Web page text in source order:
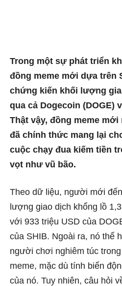
Trong một sự phát triển
đồng meme mới dựa trên
chứng kiến ​​khối lượng
qua cả Dogecoin (DOGE)
Thật vậy, đồng meme
đã chính thức mang lại
cuộc chạy đua kiếm tiền
vọt như vũ bão.
Theo dữ liệu, người mới
lượng giao dịch khổng lồ
với 933 triệu USD của
của SHIB. Ngoài ra, nó thể
người chơi nghiêm túc
meme, mặc dù tính biến
của nó. Tuy nhiên, câu hỏi